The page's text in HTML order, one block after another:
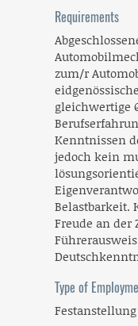
Requirements
zum/r
gleichwertige
Kenntnissen
jedoch kein
Belastbarkeit.
Freude an
Type of
Festanstellung